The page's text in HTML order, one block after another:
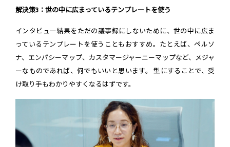
解決策3：世の中に広まっているテンプレートを使う
インタビュー結果をただの議事録にしないために、世の中に広ま
っているテンプレートを使うこともおすすめ。たとえば、ペルソ
ナ、エンパシーマップ、カスタマージャーニーマップなど、メジャ
ーなものであれば、何でもいいと思います。 型にすることで、受
け取り手もわかりやすくなるはずです。